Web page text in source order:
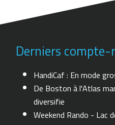
Derniers
HandiCaf : En mode
De Boston à l'Atlas
diversifie
Weekend Rando - Lac